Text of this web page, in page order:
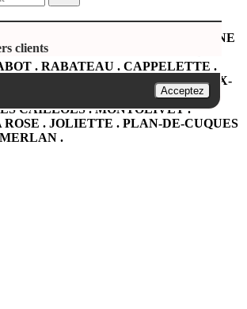
clients
Acceptez
Marseille LA PENNE SUR HUVEAUNE
TRON . ROMAIN-ROLLAND .
. RABATEAU . CAPPELETTE .
. CASTELLANE . VIEUX-
. LE JARRET . SAINT-PIERRE .
CAILLOLS . MONTOLIVET .
. JOLIETTE . PLAN-DE-CUQUES
.